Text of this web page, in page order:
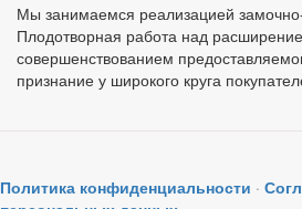
Мы занимаемся реализацией
Плодотворная работа над
совершенствованием
признание у широкого круга
Политика конфиденциальности ·